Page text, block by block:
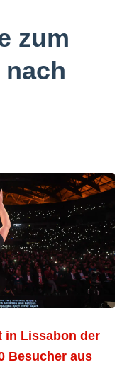
zum
in Lissabon der
Besucher aus